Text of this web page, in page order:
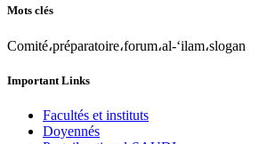
Mots clés
Comité،préparatoire،forum،al-‘ilam،slogan
Important Links
Facultés et instituts
Doyennés